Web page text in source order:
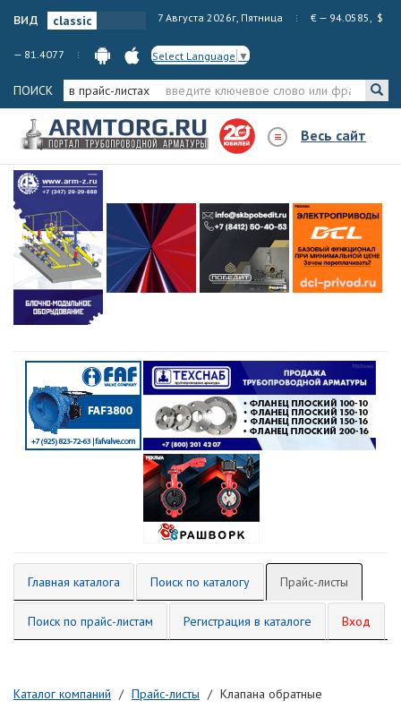
вид 7 Августа 2026г, Пятница € — 94.0585, $
— 81.4077 Select Language ▼
ПОИСК в прайс-листах
Весь сайт
Главная каталога Поиск по каталогу Прайс-листы
Поиск по прайс-листам Регистрация в каталоге Вход
Каталог компаний Прайс-листы Клапана обратные